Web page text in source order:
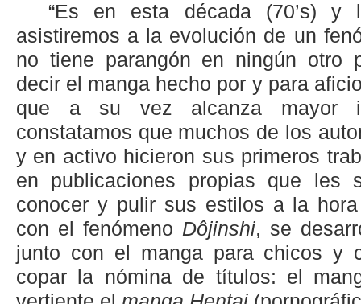
“Es en esta década (70’s) y
asistiremos a la evolución de un
no tiene parangón en ningún
decir el manga hecho por y para
que a su vez alcanza mayor
constatamos que muchos de los
y en activo hicieron sus primeros
en publicaciones propias que les
conocer y pulir sus estilos a la
con el fenómeno Dôjinshi, se
junto con el manga para chicos y
copar la nómina de títulos: el